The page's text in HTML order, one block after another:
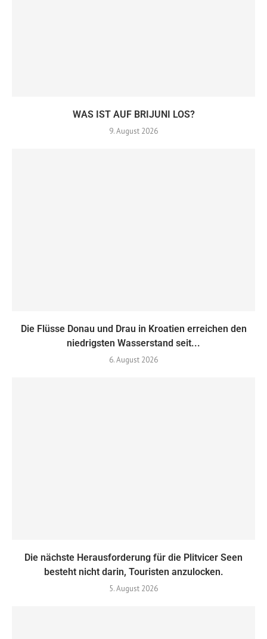
WAS IST AUF BRIJUNI LOS?
9. August 2026
Die Flüsse Donau und Drau in Kroatien erreichen den
niedrigsten Wasserstand seit...
6. August 2026
Die nächste Herausforderung für die Plitvicer Seen
besteht nicht darin, Touristen anzulocken.
5. August 2026